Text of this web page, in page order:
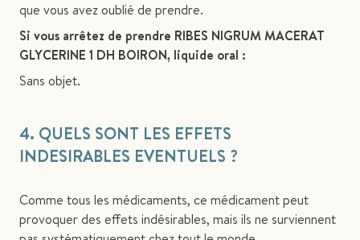
que vous avez oublié de prendre.
Si vous arrêtez de prendre RIBES NIGRUM MACERAT
GLYCERINE 1 DH BOIRON, liquide oral :
Sans objet.
4. QUELS SONT LES EFFETS
INDESIRABLES EVENTUELS ?
Comme tous les médicaments, ce médicament peut
provoquer des effets indésirables, mais ils ne surviennent